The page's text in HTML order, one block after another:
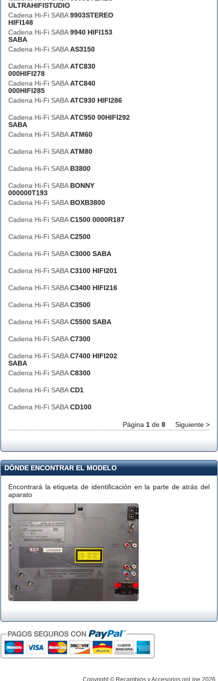
ULTRAHIFISTUDIO
Cadena Hi-Fi SABA9903STEREO
HIFI148
Cadena Hi-Fi SABA9940 HIFI153
SABA
Cadena Hi-Fi SABAAS3150
Cadena Hi-Fi SABAATC830
000HIFI278
Cadena Hi-Fi SABAATC840
000HIFI285
Cadena Hi-Fi SABAATC930 HIFI286
Cadena Hi-Fi SABAATC950 00HIFI292
SABA
Cadena Hi-Fi SABAATM60
Cadena Hi-Fi SABAATM80
Cadena Hi-Fi SABA B3800
Cadena Hi-Fi SABA BONNY
000000T193
Cadena Hi-Fi SABA BOXB3800
Cadena Hi-Fi SABAC1500 0000R187
Cadena Hi-Fi SABAC2500
Cadena Hi-Fi SABAC3000 SABA
Cadena Hi-Fi SABAC3100 HIFI201
Cadena Hi-Fi SABAC3400 HIFI216
Cadena Hi-Fi SABAC3500
Cadena Hi-Fi SABAC5500 SABA
Cadena Hi-Fi SABAC7300
Cadena Hi-Fi SABAC7400 HIFI202
SABA
Cadena Hi-Fi SABAC8300
Cadena Hi-Fi SABACD1
Cadena Hi-Fi SABACD100
Página 1 de 8 Siguiente >
DÓNDE ENCONTRAR EL MODELO
Encontrará la etiqueta de identificación en la parte de atrás del
aparato
Copyright © Recambios y Accesorios onLine 2026